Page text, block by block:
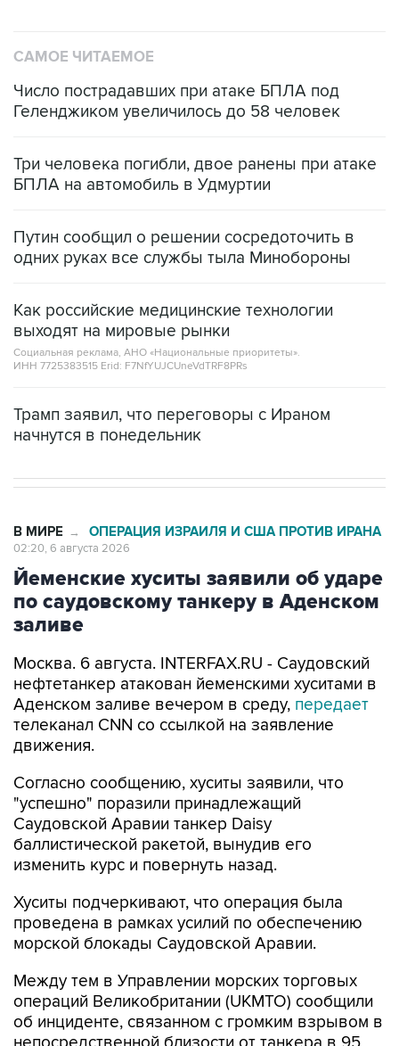
САМОЕ ЧИТАЕМОЕ
Число пострадавших при атаке БПЛА под
Геленджиком увеличилось до 58 человек
Три человека погибли, двое ранены при атаке
БПЛА на автомобиль в Удмуртии
Путин сообщил о решении сосредоточить в
одних руках все службы тыла Минобороны
Как российские медицинские технологии
выходят на мировые рынки
Социальная реклама, АНО «Национальные приоритеты».
ИНН 7725383515 Erid: F7NfYUJCUneVdTRF8PRs
Трамп заявил, что переговоры с Ираном
начнутся в понедельник
В МИРЕ → ОПЕРАЦИЯ ИЗРАИЛЯ И США ПРОТИВ ИРАНА
02:20, 6 августа 2026
Йеменские хуситы заявили об ударе
по саудовскому танкеру в Аденском
заливе
Москва. 6 августа. INTERFAX.RU - Саудовский
нефтетанкер атакован йеменскими хуситами в
Аденском заливе вечером в среду, передает
телеканал CNN со ссылкой на заявление
движения.
Согласно сообщению, хуситы заявили, что
"успешно" поразили принадлежащий
Саудовской Аравии танкер Daisy
баллистической ракетой, вынудив его
изменить курс и повернуть назад.
Хуситы подчеркивают, что операция была
проведена в рамках усилий по обеспечению
морской блокады Саудовской Аравии.
Между тем в Управлении морских торговых
операций Великобритании (UKMTO) сообщили
об инциденте, связанном с громким взрывом в